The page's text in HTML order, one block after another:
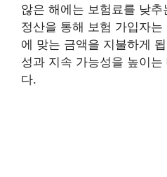
않은 해에는 보험료를 낮
정산을 통해 보험 가입자
에 맞는 금액을 지불하게
성과 지속 가능성을 높이
다.